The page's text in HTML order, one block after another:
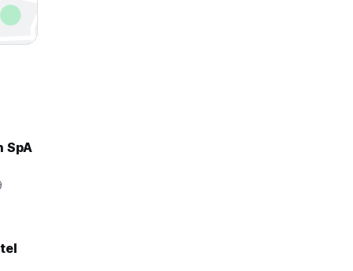
SpA